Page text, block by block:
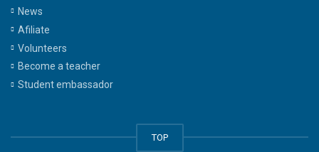
News
Afiliate
Volunteers
Become a teacher
Student embassador
TOP